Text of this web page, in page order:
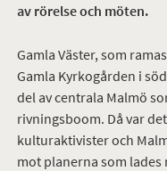
av rörelse och möten.
Gamla Väster, som
Gamla Kyrkogården i
del av centrala Malmö
rivningsboom. Då var
kulturaktivister och
mot planerna som